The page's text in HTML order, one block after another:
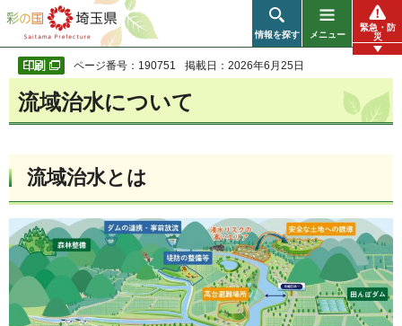
彩の国 埼玉県
情報を探す メニュー
緊急・防
災
ページ番号：190751 掲載日：2026年6月25日
流域治水について
流域治水とは